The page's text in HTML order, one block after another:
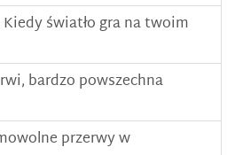
światło gra na twoim
bardzo powszechna
przerwy w